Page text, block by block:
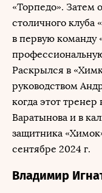
«Торпедо». Затем
столичного клуба
в первую команду
Раскрылся в
руководством
когда этот тренер
Варатынова и в
защитника
сентябре 2024 г.
Владимир